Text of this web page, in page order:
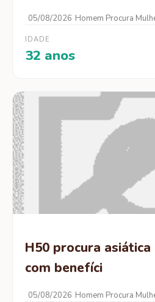
05/08/2026 Homem Procura
IDADE
32 anos
H50 procura
com benefíci
05/08/2026 Homem Procura